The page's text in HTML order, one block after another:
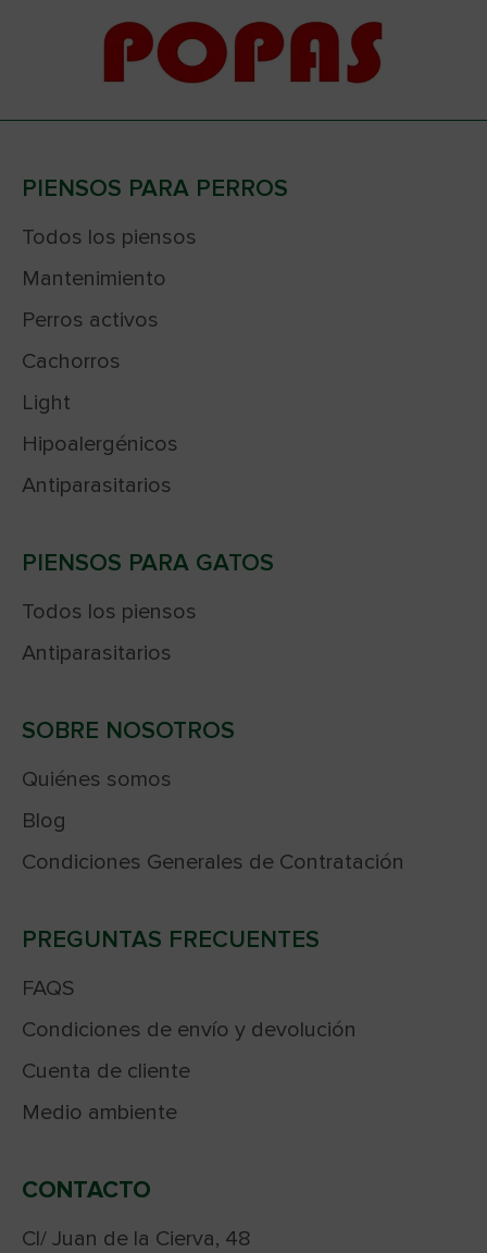
PIENSOS PARA PERROS
Todos los piensos
Mantenimiento
Perros activos
Cachorros
Light
Hipoalergénicos
Antiparasitarios
PIENSOS PARA GATOS
Todos los piensos
Antiparasitarios
SOBRE NOSOTROS
Quiénes somos
Blog
Condiciones Generales de Contratación
PREGUNTAS FRECUENTES
FAQS
Condiciones de envío y devolución
Cuenta de cliente
Medio ambiente
CONTACTO
Cl/ Juan de la Cierva, 48